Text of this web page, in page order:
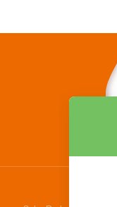
PT